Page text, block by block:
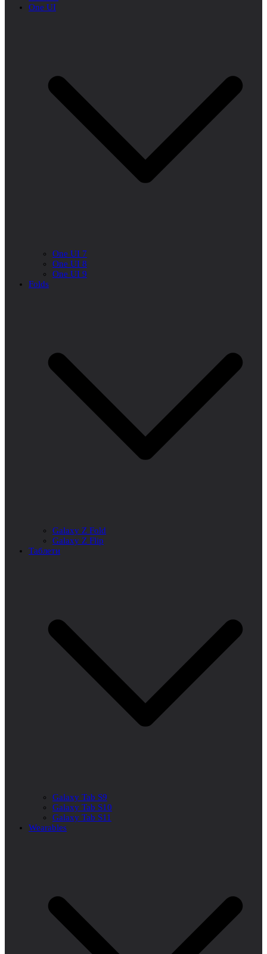
One UI
One UI 7
One UI 8
One UI 9
Folds
Galaxy Z Fold
Galaxy Z Flip
Таблети
Galaxy Tab S9
Galaxy Tab S10
Galaxy Tab S11
Wearables